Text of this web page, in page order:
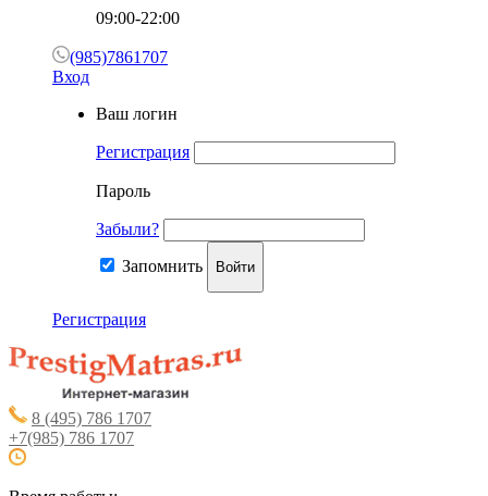
09:00-22:00
(985)7861707
Вход
Ваш логин
Регистрация
Пароль
Забыли?
Запомнить Войти
Регистрация
8 (495) 786 1707
+7(985) 786 1707